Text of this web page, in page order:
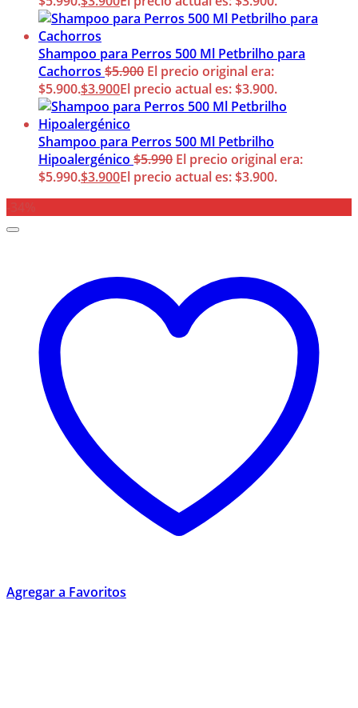
Shampoo para Perros 500 Ml Petbrilho para
Cachorros $5.900 El precio original era:
$5.900.$3.900El precio actual es: $3.900.
Shampoo para Perros 500 Ml Petbrilho
Hipoalergénico $5.990 El precio original era:
$5.990.$3.900El precio actual es: $3.900.
Agregar a Favoritos